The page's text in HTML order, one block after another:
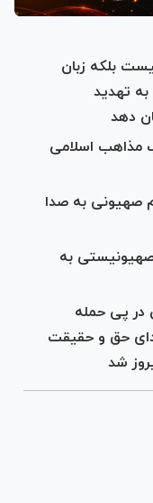
بلکه زبان
تهدید
دهد
مذاهب اسلامی
صهیونی به صدا
صهیونیستی به
در پی حمله
حق و حقیقت
شد